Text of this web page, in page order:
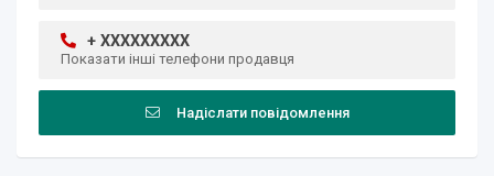
+ XXXXXXXXX
Показати інші телефони продавця
Надіслати повідомлення